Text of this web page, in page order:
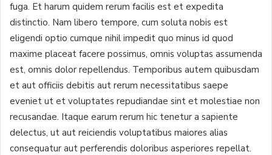
fuga. Et harum quidem rerum facilis est et expedita
distinctio. Nam libero tempore, cum soluta nobis est
eligendi optio cumque nihil impedit quo minus id quod
maxime placeat facere possimus, omnis voluptas assumenda
est, omnis dolor repellendus. Temporibus autem quibusdam
et aut officiis debitis aut rerum necessitatibus saepe
eveniet ut et voluptates repudiandae sint et molestiae non
recusandae. Itaque earum rerum hic tenetur a sapiente
delectus, ut aut reiciendis voluptatibus maiores alias
consequatur aut perferendis doloribus asperiores repellat.